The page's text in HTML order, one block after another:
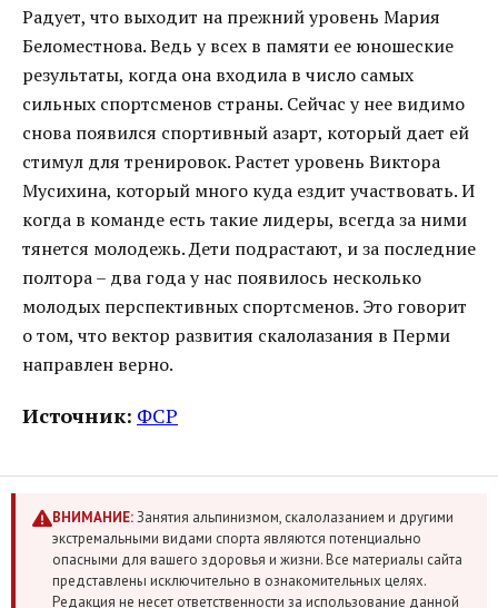
Радует, что выходит на прежний уровень Мария
Беломестнова. Ведь у всех в памяти ее юношеские
результаты, когда она входила в число самых
сильных спортсменов страны. Сейчас у нее видимо
снова появился спортивный азарт, который дает ей
стимул для тренировок. Растет уровень Виктора
Мусихина, который много куда ездит участвовать. И
когда в команде есть такие лидеры, всегда за ними
тянется молодежь. Дети подрастают, и за последние
полтора – два года у нас появилось несколько
молодых перспективных спортсменов. Это говорит
о том, что вектор развития скалолазания в Перми
направлен верно.
Источник: ФСР
ВНИМАНИЕ:Занятия альпинизмом, скалолазанием и другими
экстремальными видами спорта являются потенциально
опасными для вашего здоровья и жизни. Все материалы сайта
представлены исключительно в ознакомительных целях.
Редакция не несет ответственности за использование данной